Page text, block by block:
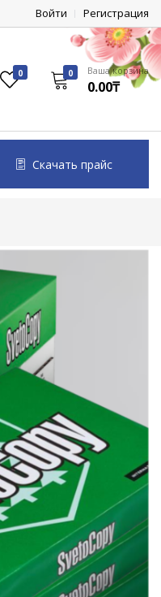
Войти Регистрация
0 0 Ваша корзина
0.00₸
Скачать прайс